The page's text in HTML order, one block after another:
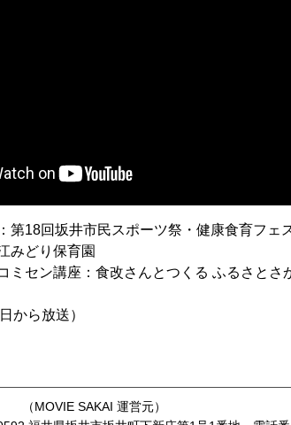
第18回坂井市民スポーツ祭・健康食育フェ
みどり保育園
ミセン講座：食改さんとつくる ふるさとさ
から放送）
（MOVIE SAKAI 運営元）